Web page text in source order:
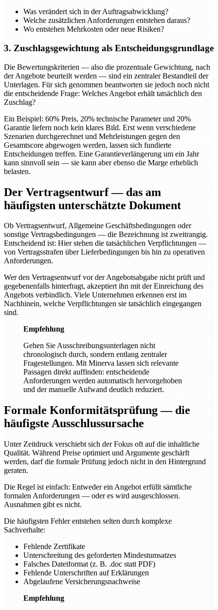
Was verändert sich in der Auftragsabwicklung?
Welche zusätzlichen Anforderungen entstehen daraus?
Wo entstehen Mehrkosten oder neue Risiken?
3. Zuschlagsgewichtung als Entscheidungsgrundlage
Die Bewertungskriterien — also die prozentuale Gewichtung, nach
der Angebote beurteilt werden — sind ein zentraler Bestandteil der
Unterlagen. Für sich genommen beantworten sie jedoch noch nicht
die entscheidende Frage: Welches Angebot erhält tatsächlich den
Zuschlag?
Ein Beispiel: 60% Preis, 20% technische Parameter und 20%
Garantie liefern noch kein klares Bild. Erst wenn verschiedene
Szenarien durchgerechnet und Mehrleistungen gegen den
Gesamtscore abgewogen werden, lassen sich fundierte
Entscheidungen treffen. Eine Garantieverlängerung um ein Jahr
kann sinnvoll sein — sie kann aber ebenso die Marge erheblich
belasten.
Der Vertragsentwurf — das am
häufigsten unterschätzte Dokument
Ob Vertragsentwurf, Allgemeine Geschäftsbedingungen oder
sonstige Vertragsbedingungen — die Bezeichnung ist zweitrangig.
Entscheidend ist: Hier stehen die tatsächlichen Verpflichtungen —
von Vertragsstrafen über Lieferbedingungen bis hin zu operativen
Anforderungen.
Wer den Vertragsentwurf vor der Angebotsabgabe nicht prüft und
gegebenenfalls hinterfragt, akzeptiert ihn mit der Einreichung des
Angebots verbindlich. Viele Unternehmen erkennen erst im
Nachhinein, welche Verpflichtungen sie tatsächlich eingegangen
sind.
Empfehlung
Gehen Sie Ausschreibungsunterlagen nicht
chronologisch durch, sondern entlang zentraler
Fragestellungen. Mit Minerva lassen sich relevante
Passagen direkt auffinden: entscheidende
Anforderungen werden automatisch hervorgehoben
und der manuelle Aufwand deutlich reduziert.
Formale Konformitätsprüfung — die
häufigste Ausschlussursache
Unter Zeitdruck verschiebt sich der Fokus oft auf die inhaltliche
Qualität. Während Preise optimiert und Argumente geschärft
werden, darf die formale Prüfung jedoch nicht in den Hintergrund
geraten.
Die Regel ist einfach: Entweder ein Angebot erfüllt sämtliche
formalen Anforderungen — oder es wird ausgeschlossen.
Ausnahmen gibt es nicht.
Die häufigsten Fehler entstehen selten durch komplexe
Sachverhalte:
Fehlende Zertifikate
Unterschreitung des geforderten Mindestumsatzes
Falsches Dateiformat (z. B. .doc statt PDF)
Fehlende Unterschriften auf Erklärungen
Abgelaufene Versicherungsnachweise
Empfehlung